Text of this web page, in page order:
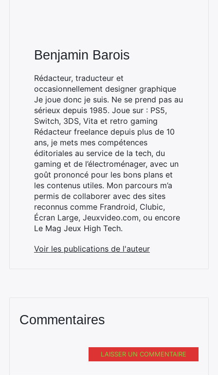
Benjamin Barois
Rédacteur, traducteur et
occasionnellement designer graphique
Je joue donc je suis. Ne se prend pas au
sérieux depuis 1985. Joue sur : PS5,
Switch, 3DS, Vita et retro gaming
Rédacteur freelance depuis plus de 10
ans, je mets mes compétences
éditoriales au service de la tech, du
gaming et de l’électroménager, avec un
goût prononcé pour les bons plans et
les contenus utiles. Mon parcours m’a
permis de collaborer avec des sites
reconnus comme Frandroid, Clubic,
Écran Large, Jeuxvideo.com, ou encore
Le Mag Jeux High Tech.
Voir les publications de l'auteur
Commentaires
LAISSER UN COMMENTAIRE